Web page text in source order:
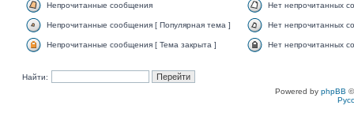
Непрочитанные сообщения Нет непрочитанных
Непрочитанные сообщения [ Популярная тема ] Нет непрочитанных
Непрочитанные сообщения [ Тема закрыта ] Нет непрочитанных
Найти:
Powered by phpBB